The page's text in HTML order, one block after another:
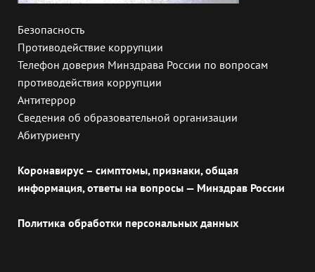
Безопасность
Противодействие коррупции
Телефон доверия Минздрава России по вопросам
противодействия коррупции
Антитеррор
Сведения об образовательной организации
Абитуриенту
Коронавирус – симптомы, признаки, общая
информация, ответы на вопросы — Минздрав России
Политика обработки персональных данных